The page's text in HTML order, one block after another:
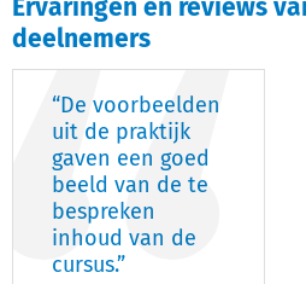
Ervaringen en reviews
deelnemers
“De voorbeelden
uit de praktijk
gaven een goed
beeld van de te
bespreken
inhoud van de
cursus.”